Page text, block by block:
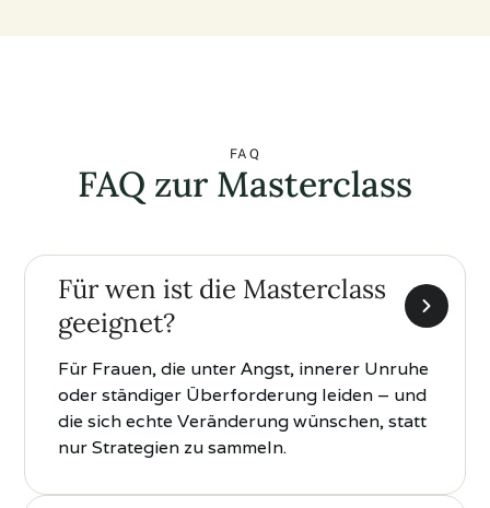
FAQ
FAQ zur Masterclass
Für wen ist die Masterclass
geeignet?
Für Frauen, die unter Angst, innerer Unruhe
oder ständiger Überforderung leiden – und
die sich echte Veränderung wünschen, statt
nur Strategien zu sammeln.